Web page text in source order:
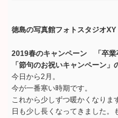
徳島の写真館フォトスタジオXY
2019春のキャンペーン 「卒業
「節句のお祝いキャンペーン」
今日から2月。
今が一番寒い時期です。
これから少しずつ暖かくなりま
日も少し長くなってきました。